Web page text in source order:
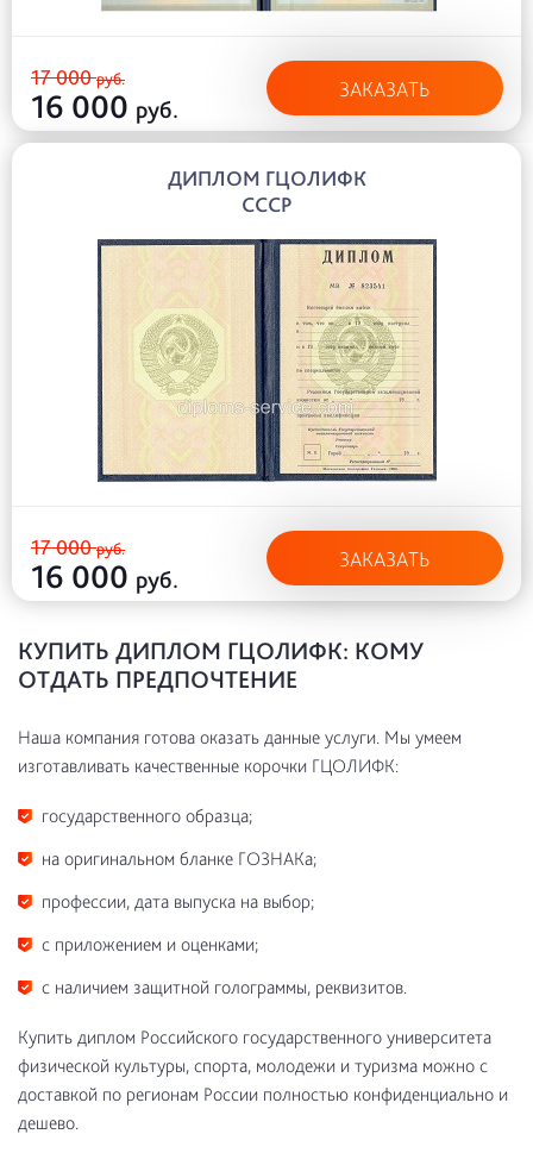
17 000руб.
16 000 руб.
ЗАКАЗАТЬ
ДИПЛОМ ГЦОЛИФК
СССР
17 000руб.
16 000 руб.
ЗАКАЗАТЬ
КУПИТЬ ДИПЛОМ ГЦОЛИФК: КОМУ
ОТДАТЬ ПРЕДПОЧТЕНИЕ
Наша компания готова оказать данные услуги. Мы умеем
изготавливать качественные корочки ГЦОЛИФК:
государственного образца;
на оригинальном бланке ГОЗНАКа;
профессии, дата выпуска на выбор;
с приложением и оценками;
с наличием защитной голограммы, реквизитов.
Купить диплом Российского государственного университета
физической культуры, спорта, молодежи и туризма можно с
доставкой по регионам России полностью конфиденциально и
дешево.